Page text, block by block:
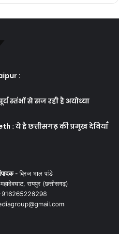
:
स्तंभों से सज रही है अयोध्या
: ये है छत्तीसगढ़ की प्रमुख देवियाँ
-ब्रिज भाल पांडे
रायपुर (छत्तीसगढ़)